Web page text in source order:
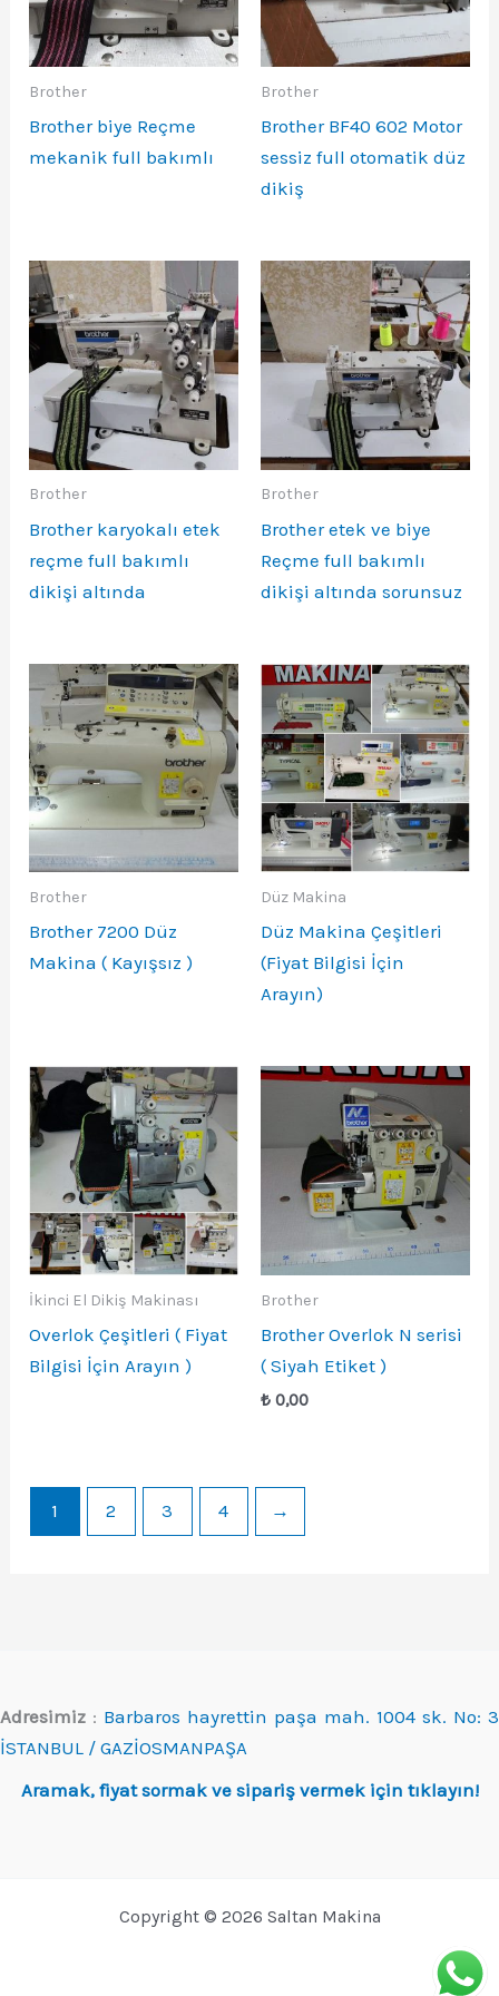
Brother
Brother biye Reçme
mekanik full bakımlı
Brother
Brother BF40 602 Motor
sessiz full otomatik düz
dikiş
Brother
Brother karyokalı etek
reçme full bakımlı
dikişi altında
Brother
Brother etek ve biye
Reçme full bakımlı
dikişi altında sorunsuz
Brother
Brother 7200 Düz
Makina ( Kayışsız )
Düz Makina
Düz Makina Çeşitleri
(Fiyat Bilgisi İçin
Arayın)
İkinci El Dikiş Makinası
Overlok Çeşitleri ( Fiyat
Bilgisi İçin Arayın )
Brother
Brother Overlok N serisi
( Siyah Etiket )
₺ 0,00
1 2 3 4 →
Adresimiz : Barbaros hayrettin paşa mah. 1004 sk. No: 3
İSTANBUL / GAZİOSMANPAŞA
Aramak, fiyat sormak ve sipariş vermek için tıklayın!
Copyright © 2026 Saltan Makina